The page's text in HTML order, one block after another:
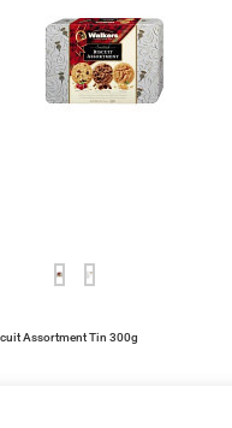
Assortment Tin 300g